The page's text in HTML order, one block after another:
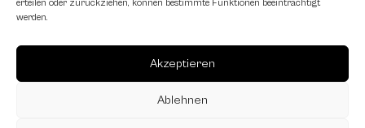
erteilen oder zurückziehen, können bestimmte Funktionen beeinträchtigt
werden.
Akzeptieren
Ablehnen